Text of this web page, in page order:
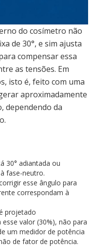
do cosímetro não
de 30°, e sim ajusta
compensar essa
as tensões. Em
isto é, feito com uma
aproximadamente
dependendo da
30° adiantada ou
fase-neutro.
esse ângulo para
correspondam à
projetado
valor (30%), não para
um medidor de potência
de fator de potência.